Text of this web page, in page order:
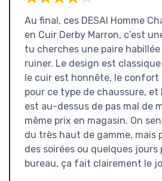
Au final, ces DESAI Homme
en Cuir Derby Marron, c’est
tu cherches une paire
ruiner. Le design est
le cuir est honnête, le
pour ce type de chaussure,
est au-dessus de pas mal de
même prix en magasin. On
du très haut de gamme, mais
des soirées ou quelques jours
bureau, ça fait clairement le